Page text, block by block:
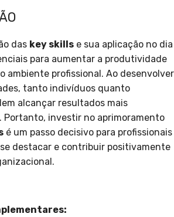
das key skills e sua aplicação no dia
para aumentar a produtividade
ambiente profissional. Ao desenvolver
tanto indivíduos quanto
alcançar resultados mais
Portanto, investir no aprimoramento
é um passo decisivo para profissionais
destacar e contribuir positivamente